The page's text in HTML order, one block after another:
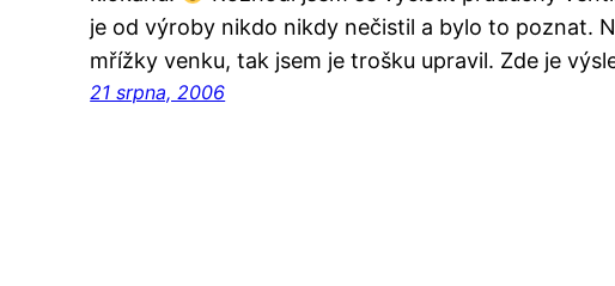
je od výroby nikdo nikdy nečistil a bylo to poznat.
mřížky venku, tak jsem je trošku upravil. Zde je
21 srpna, 2006